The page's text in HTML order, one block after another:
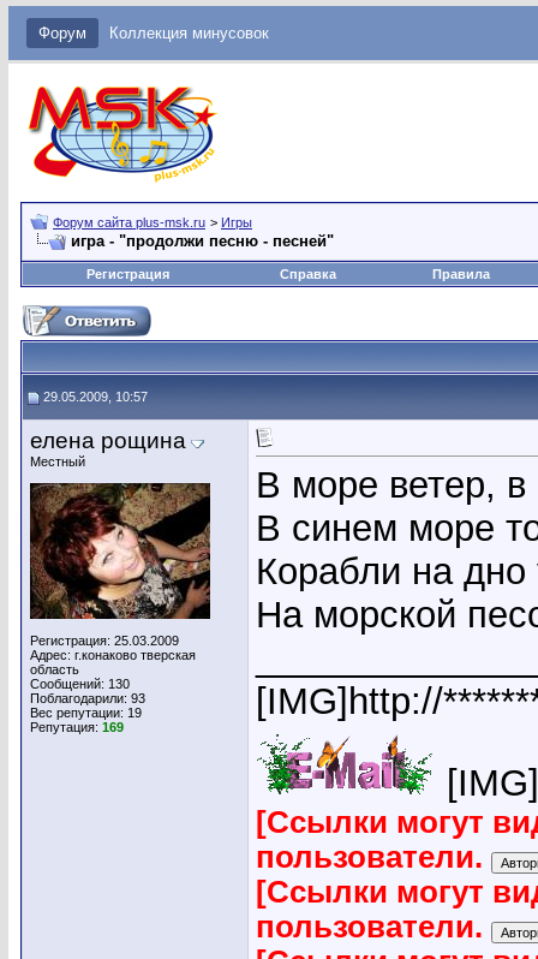
Форум Коллекция минусовок
Форум сайта plus-msk.ru > Игры
игра - "продолжи песню - песней"
Регистрация Справка Правила
29.05.2009, 10:57
елена рощина
Местный
Регистрация: 25.03.2009
Адрес: г.конаково тверская
область
Сообщений: 130
Поблагодарили: 93
Вес репутации: 19
Репутация: 169
В море ветер, в
В синем море
Корабли на дно
На морской
[IMG]http://
[Ссылки могут
пользователи.
[Ссылки могут
пользователи.